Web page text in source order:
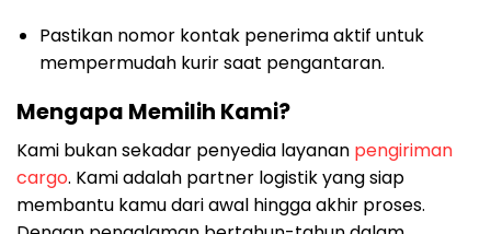
Pastikan nomor kontak penerima aktif untuk
mempermudah kurir saat pengantaran.
Mengapa Memilih Kami?
Kami bukan sekadar penyedia layanan pengiriman
cargo. Kami adalah partner logistik yang siap
membantu kamu dari awal hingga akhir proses.